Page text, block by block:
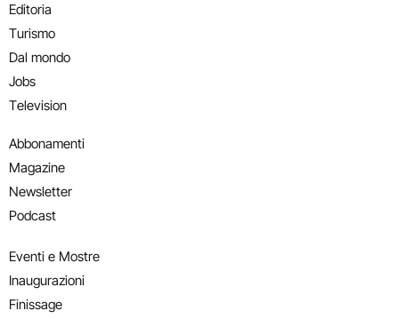
Editoria
Turismo
Dal mondo
Jobs
Television
Abbonamenti
Magazine
Newsletter
Podcast
Eventi e Mostre
Inaugurazioni
Finissage